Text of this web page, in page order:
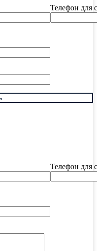
Телефон для
Телефон для